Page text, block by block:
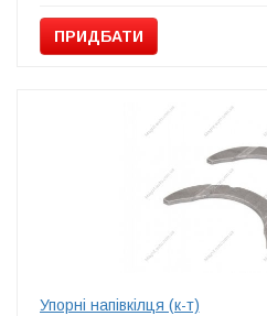
ПРИДБАТИ
Упорні напівкілця (к-т)